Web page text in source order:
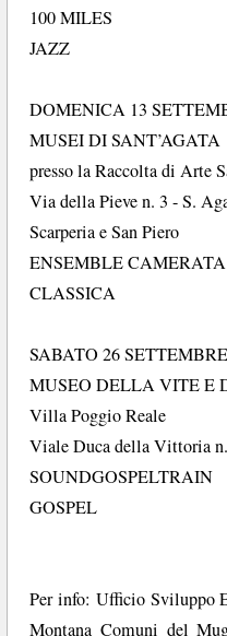
100 MILES
JAZZ
DOMENICA 13
MUSEI DI SANT’AGATA
presso la Raccolta di Arte
Via della Pieve n. 3 - S.
Scarperia e San Piero
ENSEMBLE
CLASSICA
SABATO 26
MUSEO DELLA VITE E
Villa Poggio Reale
Viale Duca della Vittoria
SOUNDGOSPELTRAIN
GOSPEL
Per info: Ufficio Sviluppo
Montana Comuni del